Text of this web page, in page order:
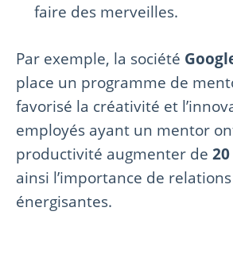
faire des merveilles.
Par exemple, la société
place un programme de
favorisé la créativité et
employés ayant un mentor
productivité augmenter de
ainsi l’importance de
énergisantes.